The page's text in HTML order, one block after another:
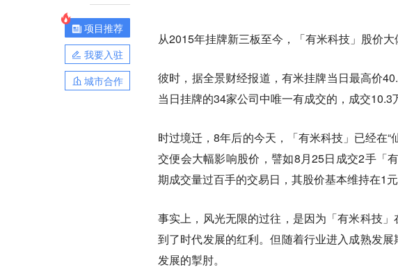
项目推荐
我要入驻
城市合作
从2015年挂牌新三板至今，「有米科技」股价大
彼时，据全景财经报道，有米挂牌当日最高价
当日挂牌的34家公司中唯一有成交的，成交10.3
时过境迁，8年后的今天，「有米科技」已经在
交便会大幅影响股价，譬如8月25日成交2手「
期成交量过百手的交易日，其股价基本维持在1
事实上，风光无限的过往，是因为「有米科技
到了时代发展的红利。但随着行业进入成熟发
发展的掣肘。